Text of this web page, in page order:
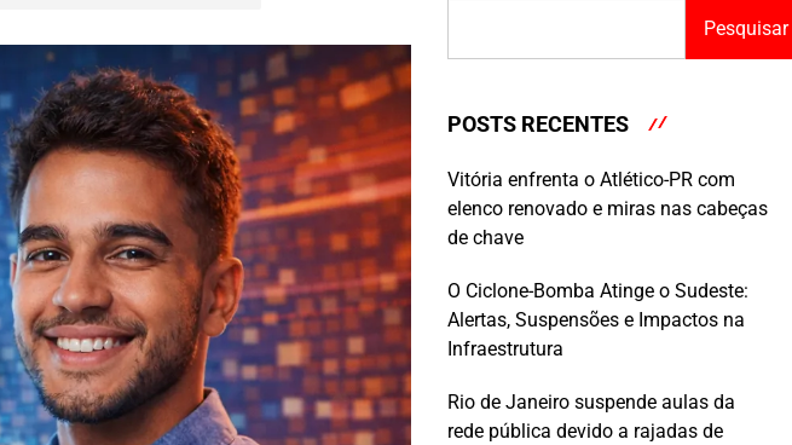
Pesquisar
POSTS RECENTES
Vitória enfrenta o Atlético-PR com
elenco renovado e miras nas cabeças
de chave
O Ciclone-Bomba Atinge o Sudeste:
Alertas, Suspensões e Impactos na
Infraestrutura
Rio de Janeiro suspende aulas da
rede pública devido a rajadas de